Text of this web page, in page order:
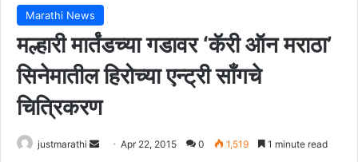
Marathi News
मल्हारी मार्तंडच्या गडावर ‘कॅरी ऑन मराठा’
सिनेमातील हिरोच्या एन्ट्री साँगचे
चित्रिकरण
justmarathi Apr 22, 2015 0 1,519 1 minute read